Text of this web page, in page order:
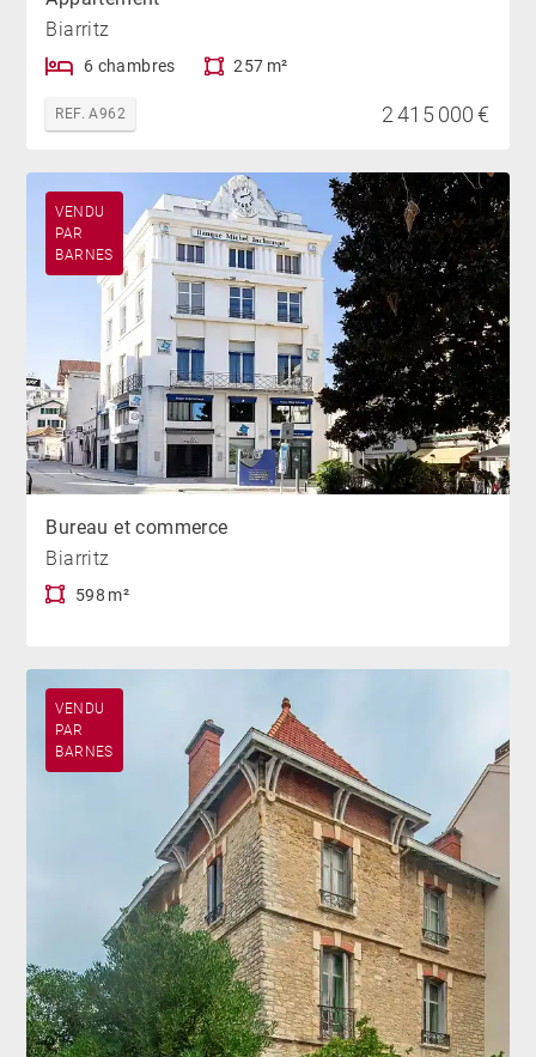
Biarritz
6 chambres 257 m²
REF. A962 2 415 000 €
VENDU
PAR
BARNES
Bureau et commerce
Biarritz
598 m²
VENDU
PAR
BARNES